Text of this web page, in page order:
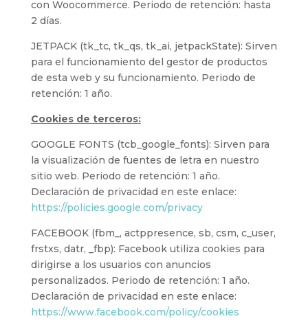
con Woocommerce. Periodo de retención: hasta
2 días.
JETPACK (tk_tc, tk_qs, tk_ai, jetpackState): Sirven
para el funcionamiento del gestor de productos
de esta web y su funcionamiento. Periodo de
retención: 1 año.
Cookies de terceros:
GOOGLE FONTS (tcb_google_fonts): Sirven para
la visualización de fuentes de letra en nuestro
sitio web. Periodo de retención: 1 año.
Declaración de privacidad en este enlace:
https://policies.google.com/privacy
FACEBOOK (fbm_, actppresence, sb, csm, c_user,
frstxs, datr, _fbp): Facebook utiliza cookies para
dirigirse a los usuarios con anuncios
personalizados. Periodo de retención: 1 año.
Declaración de privacidad en este enlace:
https://www.facebook.com/policy/cookies